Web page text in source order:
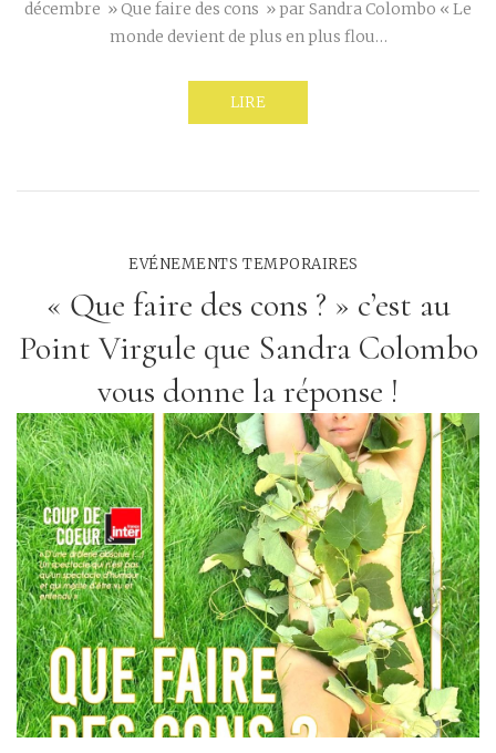
décembre » Que faire des cons » par Sandra Colombo « Le
monde devient de plus en plus flou…
LIRE
EVÉNEMENTS TEMPORAIRES
« Que faire des cons ? » c’est au
Point Virgule que Sandra Colombo
vous donne la réponse !